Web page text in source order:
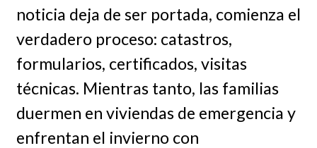
noticia deja de ser portada, comienza el
verdadero proceso: catastros,
formularios, certificados, visitas
técnicas. Mientras tanto, las familias
duermen en viviendas de emergencia y
enfrentan el invierno con